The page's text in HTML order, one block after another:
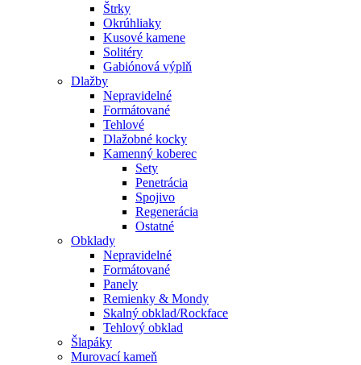
Štrky
Okrúhliaky
Kusové kamene
Solitéry
Gabiónová výplň
Dlažby
Nepravidelné
Formátované
Tehlové
Dlažobné kocky
Kamenný koberec
Sety
Penetrácia
Spojivo
Regenerácia
Ostatné
Obklady
Nepravidelné
Formátované
Panely
Remienky & Mondy
Skalný obklad/Rockface
Tehlový obklad
Šlapáky
Murovací kameň